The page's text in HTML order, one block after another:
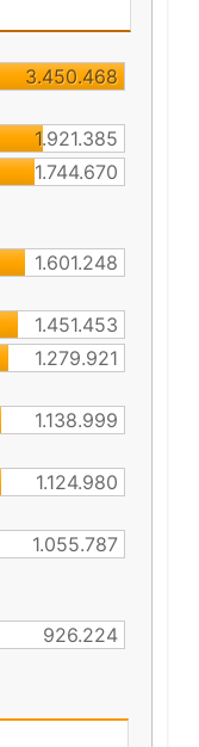
3.450.468
1.921.385
1.744.670
1.601.248
1.451.453
1.279.921
1.138.999
1.124.980
1.055.787
926.224